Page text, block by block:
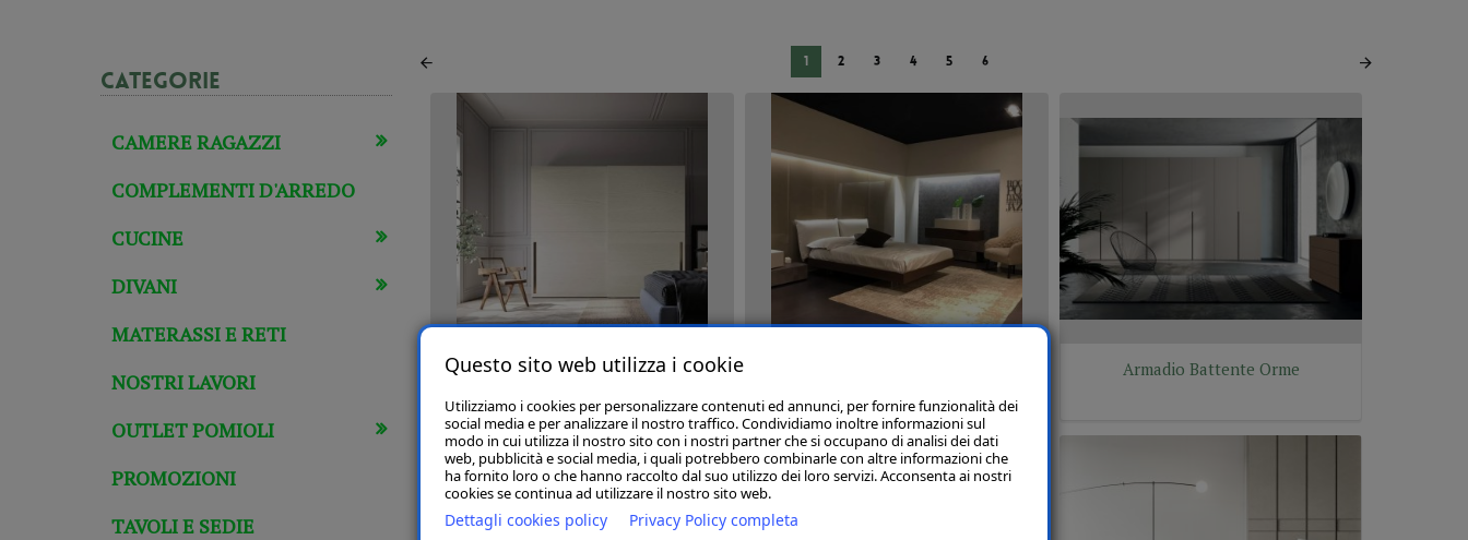
Categorie
CAMERE RAGAZZI
COMPLEMENTI D'ARREDO
CUCINE
DIVANI
MATERASSI E RETI
NOSTRI LAVORI
OUTLET POMIOLI
PROMOZIONI
TAVOLI E SEDIE
1 2 3 4 5 6
Armadi Scorrevoli Con Porta Tv Armadio Battente Orme
Questo sito web utilizza i cookie
Utilizziamo i cookies per personalizzare contenuti ed annunci, per fornire funzionalità dei
social media e per analizzare il nostro traffico. Condividiamo inoltre informazioni sul
modo in cui utilizza il nostro sito con i nostri partner che si occupano di analisi dei dati
web, pubblicità e social media, i quali potrebbero combinarle con altre informazioni che
ha fornito loro o che hanno raccolto dal suo utilizzo dei loro servizi. Acconsenta ai nostri
cookies se continua ad utilizzare il nostro sito web.
Dettagli cookies policy Privacy Policy completa